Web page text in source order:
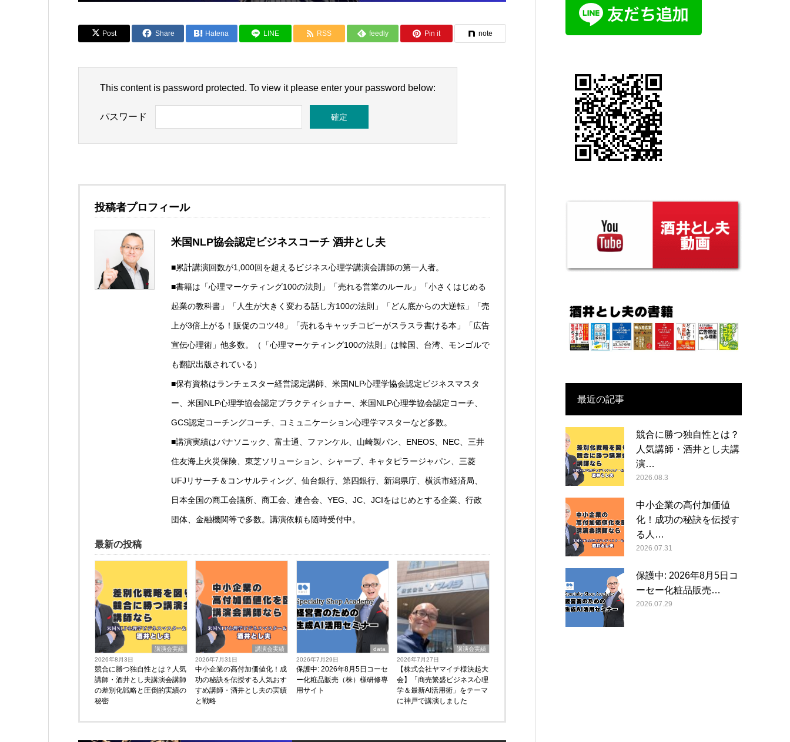
Post Share Hatena LINE RSS feedly Pin it note
This content is password protected. To view it please enter your password below:
パスワード
投稿者プロフィール
米国NLP協会認定ビジネスコーチ 酒井とし夫
■累計講演回数が1,000回を超えるビジネス心理学講演会講師の第一人者。
■書籍は「心理マーケティング100の法則」「売れる営業のルール」「小さくはじめる
起業の教科書」「人生が大きく変わる話し方100の法則」「どん底からの大逆転」「売
上が3倍上がる！販促のコツ48」「売れるキャッチコピーがスラスラ書ける本」「広告
宣伝心理術」他多数。（「心理マーケティング100の法則」は韓国、台湾、モンゴルで
も翻訳出版されている）
■保有資格はランチェスター経営認定講師、米国NLP心理学協会認定ビジネスマスタ
ー、米国NLP心理学協会認定プラクティショナー、米国NLP心理学協会認定コーチ、
GCS認定コーチングコーチ、コミュニケーション心理学マスターなど多数。
■講演実績はパナソニック、富士通、ファンケル、山崎製パン、ENEOS、NEC、三井
住友海上火災保険、東芝ソリューション、シャープ、キャタピラージャパン、三菱
UFJリサーチ＆コンサルティング、仙台銀行、第四銀行、新潟県庁、横浜市経済局、
日本全国の商工会議所、商工会、連合会、YEG、JC、JCIをはじめとする企業、行政
団体、金融機関等で多数。講演依頼も随時受付中。
最新の投稿
講演会実績
2026年8月3日
競合に勝つ独自性とは？人気
講師・酒井とし夫講演会講師
の差別化戦略と圧倒的実績の
秘密
講演会実績
2026年7月31日
中小企業の高付加価値化！成
功の秘訣を伝授する人気おす
すめ講師・酒井とし夫の実績
と戦略
data
2026年7月29日
保護中: 2026年8月5日コーセ
ー化粧品販売（株）様研修専
用サイト
講演会実績
2026年7月27日
【株式会社ヤマイチ様決起大
会】「商売繁盛ビジネス心理
学＆最新AI活用術」をテーマ
に神戸で講演しました
最近の記事
競合に勝つ独自性とは？
人気講師・酒井とし夫講
演…
2026.08.3
中小企業の高付加価値
化！成功の秘訣を伝授す
る人…
2026.07.31
保護中: 2026年8月5日コ
ーセー化粧品販売…
2026.07.29